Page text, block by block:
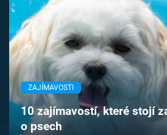
Témata
Pořady
TV Program
Časopis
Sledujte prima+
ZAJÍMAVOSTI
10 zajímavostí, které stojí
o psech